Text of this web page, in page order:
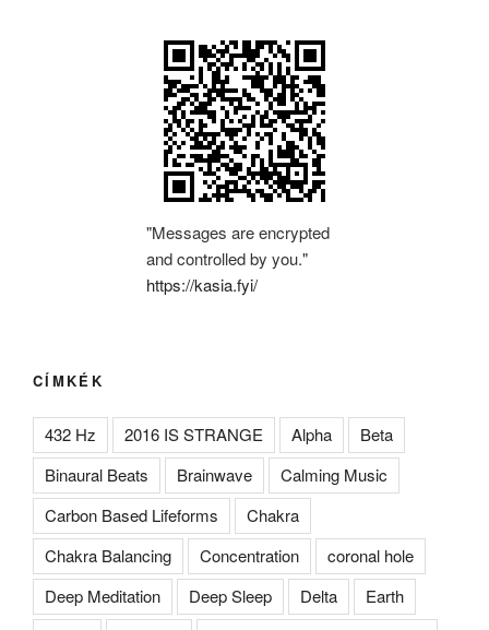
"Messages are encrypted
and controlled by you."
https://kasia.fyi/
CÍMKÉK
432 Hz 2016 IS STRANGE Alpha
Beta
Binaural Beats
Brainwave
Calming Music
Carbon Based Lifeforms
Chakra
Chakra Balancing
Concentration
coronal hole
Deep Meditation
Deep Sleep Delta
Earth